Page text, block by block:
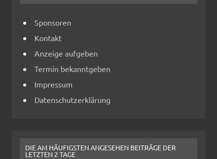
Sponsoren
Kontakt
Anzeige aufgeben
Termin bekanntgeben
Impressum
Datenschutzerklärung
DIE AM HÄUFIGSTEN ANGESEHEN BEITRÄGE DER
LETZTEN 2 TAGE